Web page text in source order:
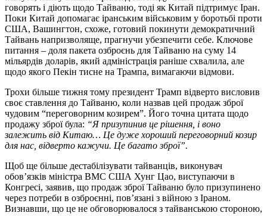
говорять і діють щодо Тайваню, тоді як Китай підтримує Іран.
Поки Китай допомагає іранським військовим у боротьбі проти
США, Вашингтон, схоже, готовий покинути демократичний
Тайвань напризволяще, прагнучи убезпечити себе. Ключове
питання – доля пакета озброєнь для Тайваню на суму 14
мільярдів доларів, який адміністрація раніше схвалила, але
щодо якого Пекін тисне на Трампа, вимагаючи відмови.
Трохи більше тижня тому президент Трамп відверто висловив
своє ставлення до Тайваню, коли назвав цей продаж зброї
чудовим “переговорним козирем”. Його точна цитата щодо
продажу зброї була: “Я призупинив це рішення, і воно
залежить від Китаю… Це дуже хороший переговорний козир
для нас, відверто кажучи. Це багато зброї”.
Щоб ще більше дестабілізувати тайванців, виконувач
обов’язків міністра ВМС США Хунг Цао, виступаючи в
Конгресі, заявив, що продаж зброї Тайваню було призупинено
через потреби в озброєнні, пов’язані з війною з Іраном.
Визнавши, що це не обговорювалося з тайванською стороною,